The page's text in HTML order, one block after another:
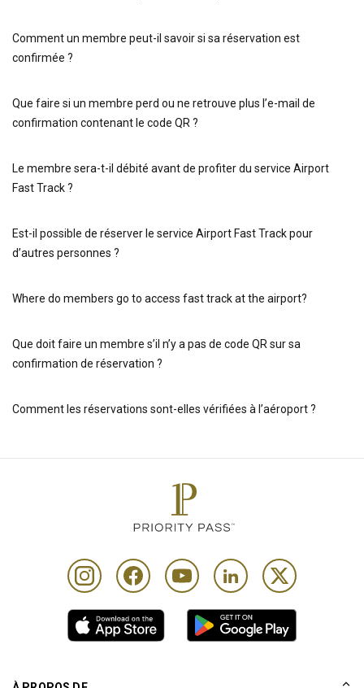
Comment un membre peut-il savoir si sa réservation est
confirmée ?
Que faire si un membre perd ou ne retrouve plus l’e-mail de
confirmation contenant le code QR ?
Le membre sera-t-il débité avant de profiter du service Airport
Fast Track ?
Est-il possible de réserver le service Airport Fast Track pour
d’autres personnes ?
Where do members go to access fast track at the airport?
Que doit faire un membre s’il n’y a pas de code QR sur sa
confirmation de réservation ?
Comment les réservations sont-elles vérifiées à l’aéroport ?